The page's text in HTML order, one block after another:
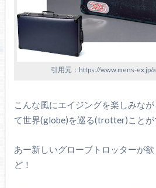
引用元：https://www.mens-
こんな風にエイジングを楽しみな
て世界(globe)を巡る(trotter)ことが
あー新しいグローブトロッターが
ど！